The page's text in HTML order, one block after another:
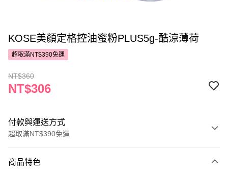
KOSE美顏定格控油蜜粉PLUS5g-酷涼薄荷
超取滿NT$390免運
NT$360
NT$306
付款與運送方式
超取滿NT$390免運
POYA支付
商品特色